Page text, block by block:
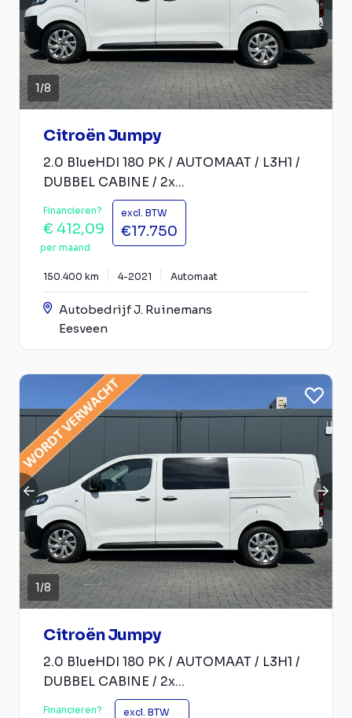
1/8
Citroën Jumpy
2.0 BlueHDI 180 PK / AUTOMAAT / L3H1 /
DUBBEL CABINE / 2x...
Financieren?
€ 412,09
per maand
excl. BTW
€17.750
150.400 km 4-2021 Automaat
Autobedrijf J. Ruinemans
Eesveen
1/8
Citroën Jumpy
2.0 BlueHDI 180 PK / AUTOMAAT / L3H1 /
DUBBEL CABINE / 2x...
Financieren? excl. BTW